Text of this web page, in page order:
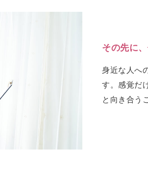
その先に
身近な人へ
す。感覚だ
と向き合う